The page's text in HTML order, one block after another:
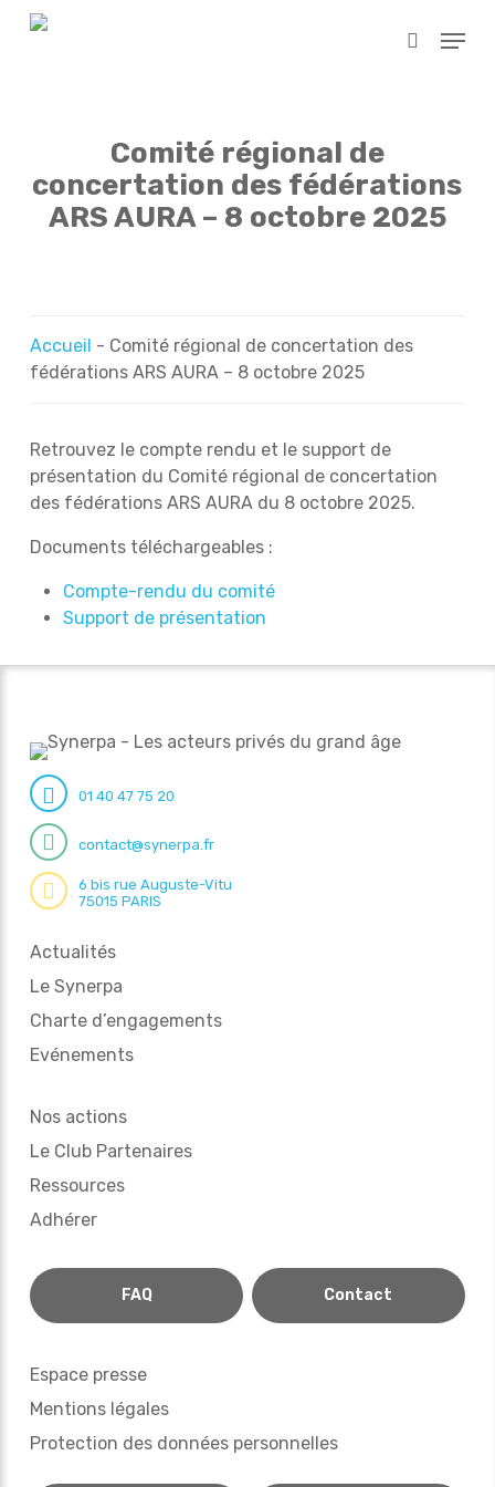
Skip
search
Menu
Comité régional de
concertation des fédérations
ARS AURA – 8 octobre 2025
Accueil - Comité régional de concertation des
fédérations ARS AURA – 8 octobre 2025
Retrouvez le compte rendu et le support de
présentation du Comité régional de concertation
des fédérations ARS AURA du 8 octobre 2025.
Documents téléchargeables :
Compte-rendu du comité
Support de présentation
01 40 47 75 20
contact@synerpa.fr
6 bis rue Auguste-Vitu
75015 PARIS
Actualités
Le Synerpa
Charte d’engagements
Evénements
Nos actions
Le Club Partenaires
Ressources
Adhérer
FAQ Contact
Espace presse
Mentions légales
Protection des données personnelles